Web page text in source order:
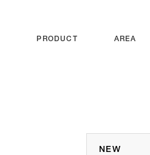
PRODUCT AREA
NEW